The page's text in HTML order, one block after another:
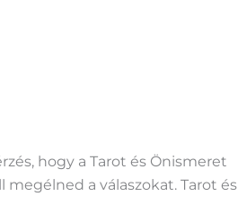
hogy a Tarot és Önismeret
a válaszokat. Tarot és